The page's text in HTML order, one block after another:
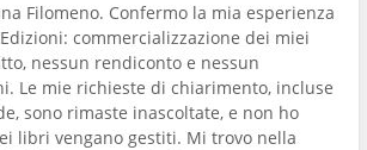
Filomeno. Confermo la mia esperienza
commercializzazione dei miei
nessun rendiconto e nessun
Le mie richieste di chiarimento, incluse
sono rimaste inascoltate, e non ho
libri vengano gestiti. Mi trovo nella